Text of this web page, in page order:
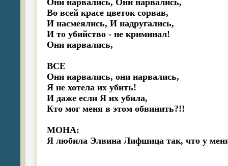
Они нарвались, Они нарвались,
Во всей красе цветок сорвав,
И насмеялись, И надругались,
И то убийство - не криминал!
Они нарвались,
ВСЕ
Они нарвались, они нарвались,
Я не хотела их убить!
И даже если Я их убила,
Кто мог меня в этом обвинить?!!
МОНА:
Я любила Элвина Лифшица так, что у меня